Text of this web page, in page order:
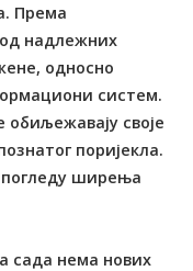
Према
надлежних
односно
систем.
своје
поријекла.
погледу ширења
сада нема нових